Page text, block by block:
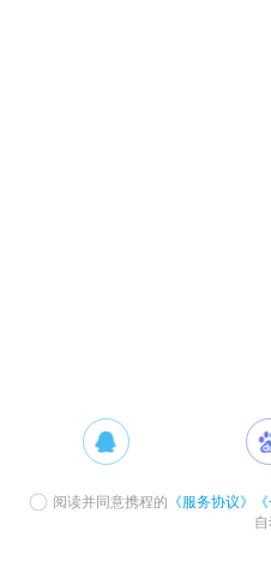
阅读并同意携程的 《服务协议》